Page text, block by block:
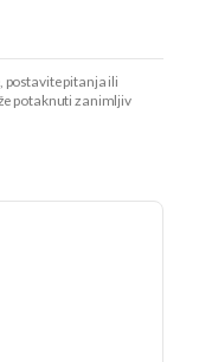
postavite pitanja ili
potaknuti zanimljiv